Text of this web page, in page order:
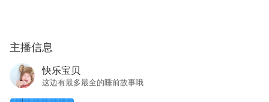
主播信息
快乐宝贝
这边有最多最全的睡前故事哦